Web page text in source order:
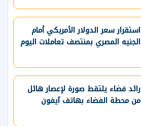
استقرار سعر الدولار الأمريكي أمام
الجنيه المصري بمنتصف تعاملات اليوم
رائد فضاء يلتقط صورة لإعصار هائل
من محطة الفضاء بهاتف آيفون